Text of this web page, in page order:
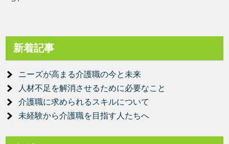
新着記事
ニーズが高まる介護職の今と未来
人材不足を解消させるために必要なこと
介護職に求められるスキルについて
未経験から介護職を目指す人たちへ